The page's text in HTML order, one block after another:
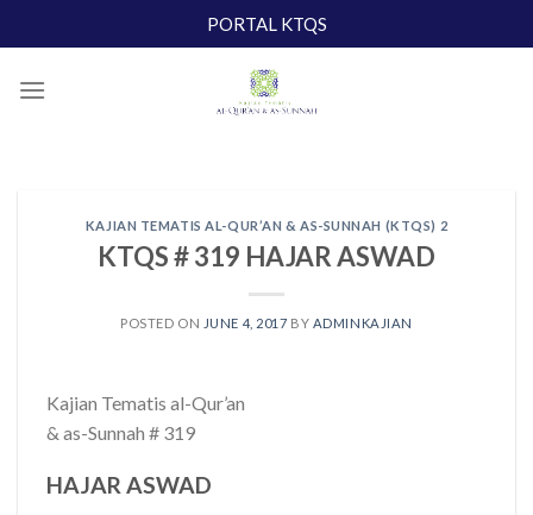
to
PORTAL KTQS
KAJIAN TEMATIS AL-QUR’AN & AS-SUNNAH (KTQS) 2
KTQS # 319 HAJAR ASWAD
POSTED ON JUNE 4, 2017 BY ADMINKAJIAN
Kajian Tematis al-Qur’an
& as-Sunnah # 319
HAJAR ASWAD